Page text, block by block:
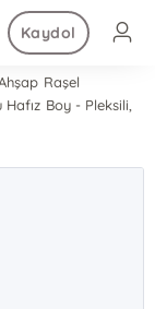
Kaydol
Raşel
Boy - Pleksili,